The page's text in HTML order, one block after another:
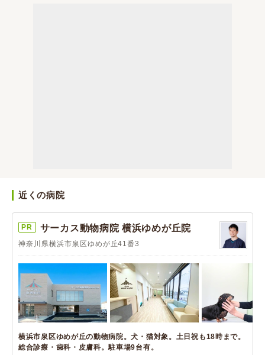
近くの病院
PR サーカス動物病院 横浜ゆめが丘院
神奈川県横浜市泉区ゆめが丘41番3
横浜市泉区ゆめが丘の動物病院。犬・猫対象。土日祝も18時まで。
総合診療・歯科・皮膚科。駐車場9台有。